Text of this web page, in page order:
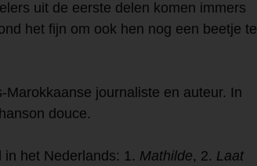
uit de eerste delen komen immers
het fijn om ook hen nog een beetje te
journaliste en auteur. In
douce.
in het Nederlands: 1. Mathilde, 2. Laat